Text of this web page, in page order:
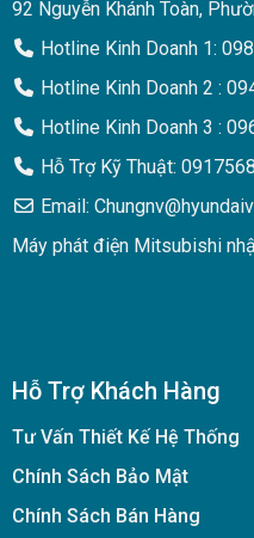
92 Nguyễn Khánh Toàn,
Hotline Kinh Doanh 1:
Hotline Kinh Doanh 2 :
Hotline Kinh Doanh 3 :
Hỗ Trợ Kỹ Thuật:
Email:
Máy phát điện Mitsubishi
Hỗ Trợ Khách Hàng
Tư Vấn Thiết Kế Hệ Thống
Chính Sách Bảo Mật
Chính Sách Bán Hàng